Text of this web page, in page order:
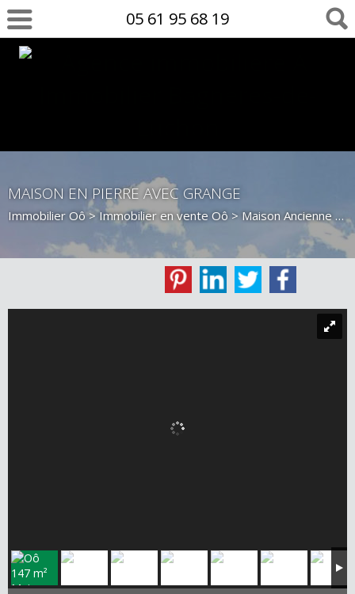
05 61 95 68 19
MAISON EN PIERRE AVEC GRANGE
Immobilier Oô >Immobilier en vente Oô > Maison Ancienne en vente Oô